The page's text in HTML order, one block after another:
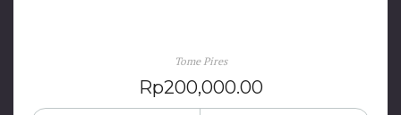
Tome Pires
Rp200,000.00